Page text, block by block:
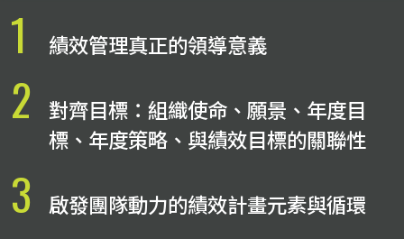
1 績效管理真正的領導意義
2
對齊目標：組織使命、願景、年度目
標、年度策略、與績效目標的關聯性
3 啟發團隊動力的績效計畫元素與循環